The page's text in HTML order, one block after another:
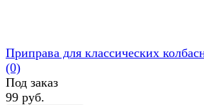
Приправа для классических
(0)
Под заказ
99 руб.